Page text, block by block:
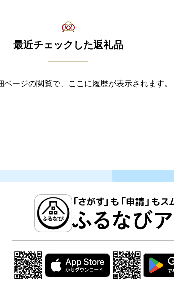
最近チェックした返礼品
ページの閲覧で、ここに履歴が表示されます。